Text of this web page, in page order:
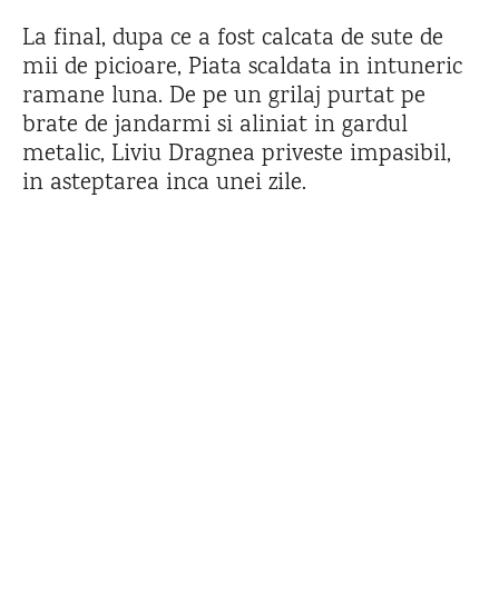
La final, dupa ce a fost calcata de sute de
mii de picioare, Piata scaldata in intuneric
ramane luna. De pe un grilaj purtat pe
brate de jandarmi si aliniat in gardul
metalic, Liviu Dragnea priveste impasibil,
in asteptarea inca unei zile.